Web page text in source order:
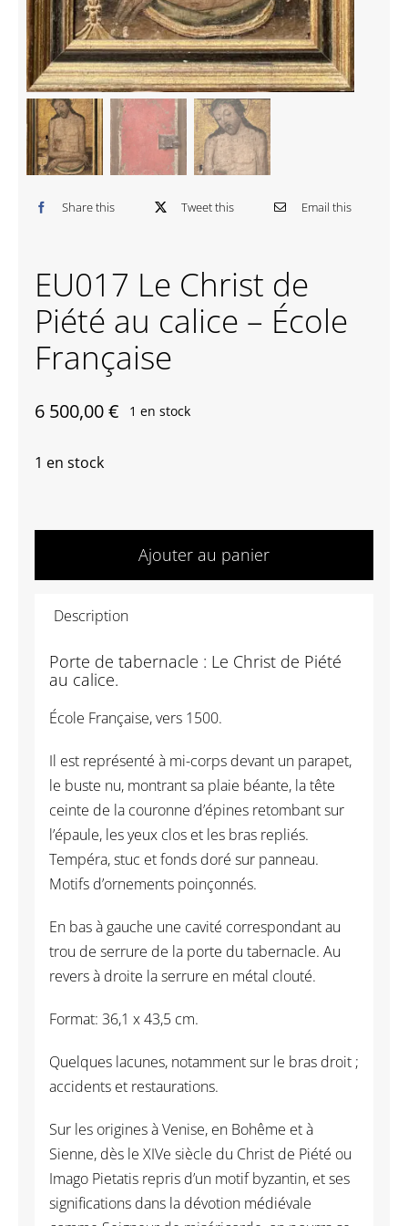
Contactez-nous
Share this Tweet this Email this
EU017 Le Christ de
Piété au calice – École
Française
6 500,00€ 1 en stock
1 en stock
de
Piété
calice
École
Française
Ajouter au panier
Description
Porte de tabernacle : Le Christ de Piété
au calice.
École Française, vers 1500.
Il est représenté à mi-corps devant un parapet,
le buste nu, montrant sa plaie béante, la tête
ceinte de la couronne d’épines retombant sur
l’épaule, les yeux clos et les bras repliés.
Tempéra, stuc et fonds doré sur panneau.
Motifs d’ornements poinçonnés.
En bas à gauche une cavité correspondant au
trou de serrure de la porte du tabernacle. Au
revers à droite la serrure en métal clouté.
Format: 36,1 x 43,5 cm.
Quelques lacunes, notamment sur le bras droit ;
accidents et restaurations.
Sur les origines à Venise, en Bohême et à
Sienne, dès le XIVe siècle du Christ de Piété ou
Imago Pietatis repris d’un motif byzantin, et ses
significations dans la dévotion médiévale